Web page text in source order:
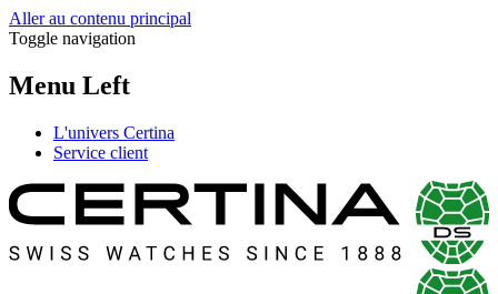
Aller au contenu principal
Toggle navigation
Menu Left
L'univers Certina
Service client